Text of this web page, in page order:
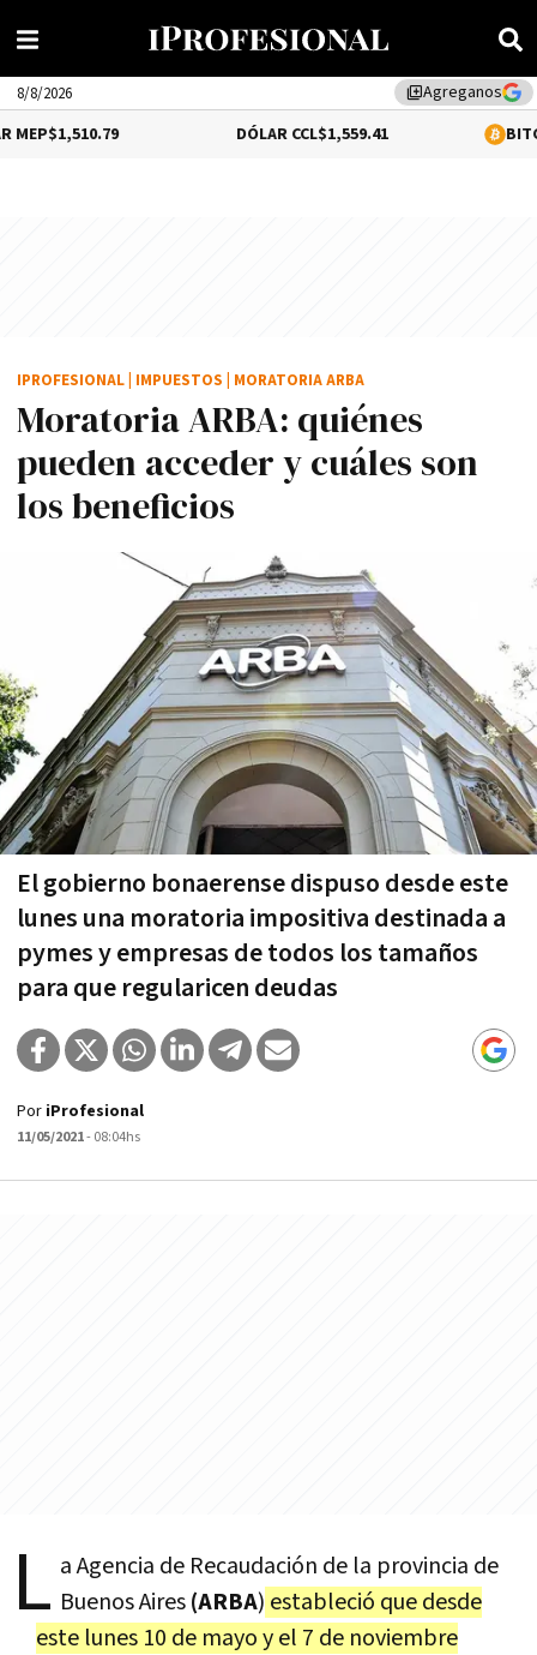
library_addAgreganos
8/8/2026
$1,559.41 0.12%
Moratoria ARBA: quiénes
pueden acceder y cuáles son
los beneficios
El gobierno bonaerense dispuso desde este
lunes una moratoria impositiva destinada a
pymes y empresas de todos los tamaños
para que regularicen deudas
IPROFESIONAL IMPUESTOS MORATORIA ARBA
Por iProfesional
11/05/2021- 08:04hs
L a Agencia de Recaudación de la provincia de
Buenos Aires(ARBA) estableció que desde
este lunes 10 de mayo y el 7 de noviembre